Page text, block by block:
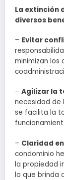
La extinción
diversos
– Evitar
minimizan los
– Agilizar la
necesidad de
se facilita la
– Claridad
condominio
la propiedad
lo que brinda